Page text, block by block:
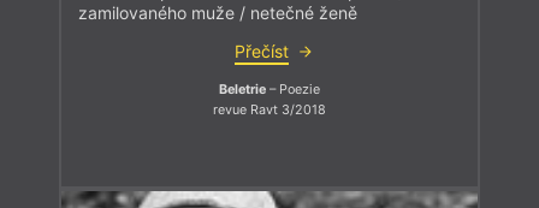
zamilovaného muže / netečné ženě
Přečíst
Beletrie – Poezie
revue Ravt 3/2018